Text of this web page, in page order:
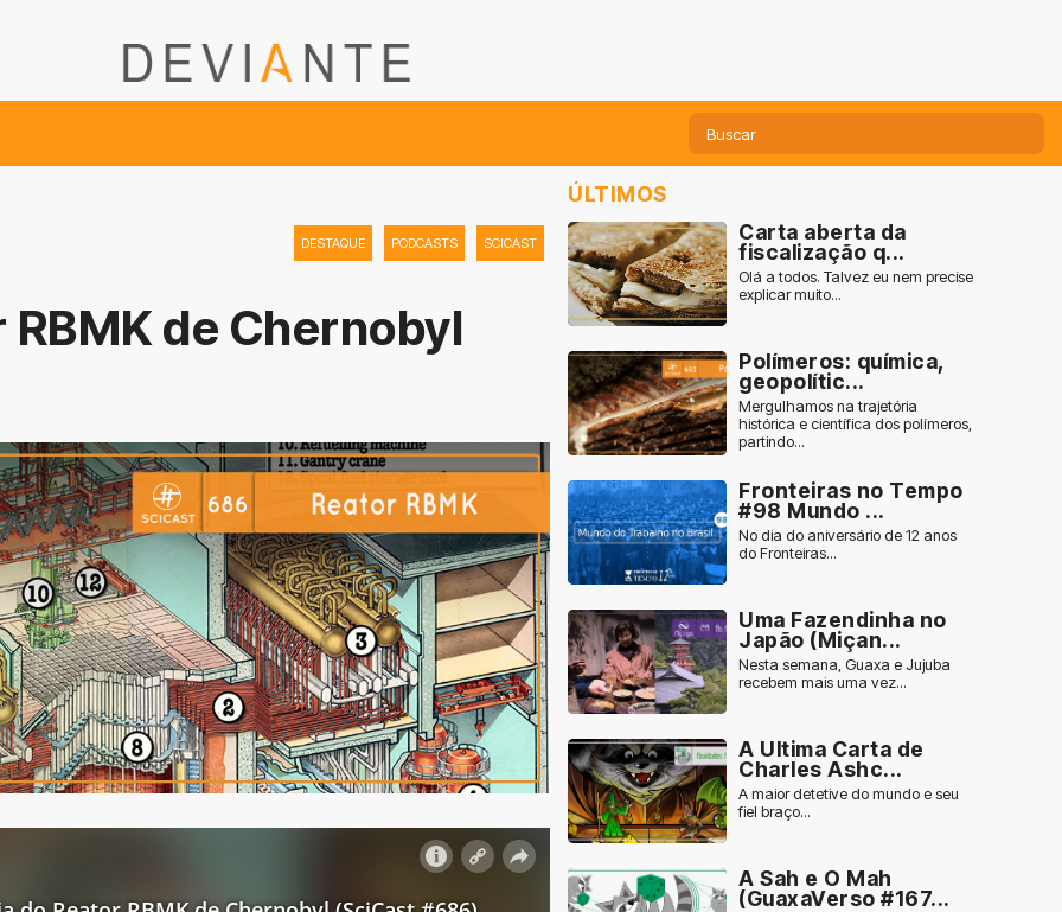
DESTAQUE PODCASTS SCICAST
de Chernobyl
ÚLTIMOS
Carta aberta da
fiscalização q...
Olá a todos. Talvez eu nem precise
explicar muito...
Polímeros: química,
geopolític...
Mergulhamos na trajetória
histórica e científica dos polímeros,
partindo...
Fronteiras no Tempo
#98 Mundo ...
No dia do aniversário de 12 anos
do Fronteiras...
Uma Fazendinha no
Japão (Miçan...
Nesta semana, Guaxa e Jujuba
recebem mais uma vez...
A Ultima Carta de
Charles Ashc...
A maior detetive do mundo e seu
fiel braço...
A Sah e O Mah
(GuaxaVerso #167...